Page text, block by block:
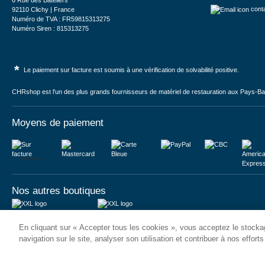
92110 Clichy | France
Numéro de TVA : FR59815313275
Numéro Siren : 815313275
* Le paiement sur facture est soumis à une vérification de solvabilité positive.
CHRshop est l'un des plus grands fournisseurs de matériel de restauration aux Pays-
Moyens de paiement
Sur facture
Nos autres boutiques
Königsborner Straße 26a
39175 Biederitz | Deutschland
Vrijheidweg 34
1521RR Wormerveer | Nederland
En cliquant sur « Accepter tous les cookies », vous acceptez le
navigation sur le site, analyser son utilisation et contribuer à nos